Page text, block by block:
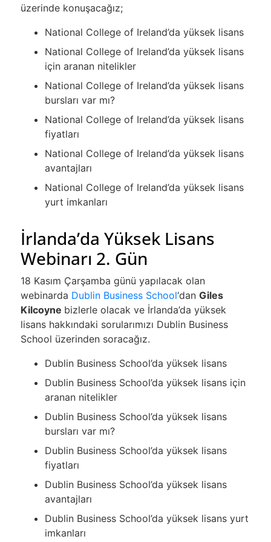
üzerinde konuşacağız;
National College of Ireland’da yüksek lisans
National College of Ireland’da yüksek lisans
için aranan nitelikler
National College of Ireland’da yüksek lisans
bursları var mı?
National College of Ireland’da yüksek lisans
fiyatları
National College of Ireland’da yüksek lisans
avantajları
National College of Ireland’da yüksek lisans
yurt imkanları
İrlanda’da Yüksek Lisans
Webinarı 2. Gün
18 Kasım Çarşamba günü yapılacak olan
webinarda Dublin Business School‘dan Giles
Kilcoyne bizlerle olacak ve İrlanda’da yüksek
lisans hakkındaki sorularımızı Dublin Business
School üzerinden soracağız.
Dublin Business School’da yüksek lisans
Dublin Business School’da yüksek lisans için
aranan nitelikler
Dublin Business School’da yüksek lisans
bursları var mı?
Dublin Business School’da yüksek lisans
fiyatları
Dublin Business School’da yüksek lisans
avantajları
Dublin Business School’da yüksek lisans yurt
imkanları